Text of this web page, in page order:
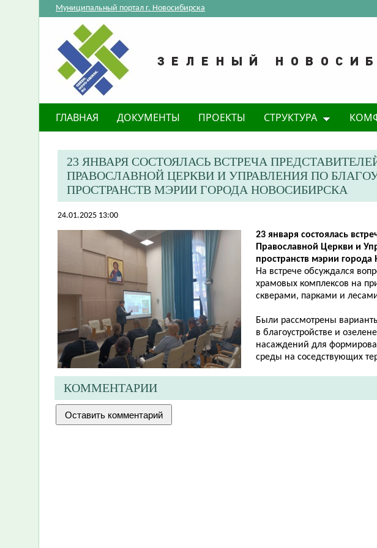
Муниципальный портал г. Новосибирска
ГЛАВНАЯ ДОКУМЕНТЫ ПРОЕКТЫ СТРУКТУРА
23 ЯНВАРЯ СОСТОЯЛАСЬ ВСТРЕЧА
ПРАВОСЛАВНОЙ ЦЕРКВИ И УПРАВЛЕНИЯ ПО
ПРОСТРАНСТВ МЭРИИ ГОРОДА НОВОСИБИРСКА
24.01.2025 13:00
23 января состоялась
Православной Церкви и
пространств мэрии города
На встрече обсуждался
храмовых комплексов на
скверами, парками и
Были рассмотрены
в благоустройстве и
насаждений для
среды на соседствующих
КОММЕНТАРИИ